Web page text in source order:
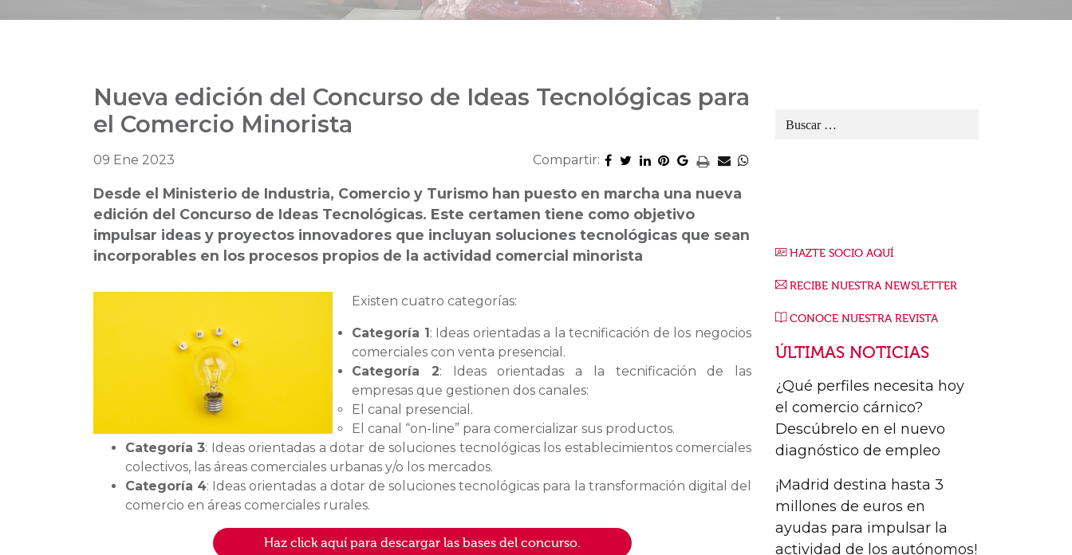
Nueva edición del Concurso de Ideas Tecnológicas para
el Comercio Minorista
09 Ene 2023 Compartir:
Desde el Ministerio de Industria, Comercio y Turismo han puesto en marcha una nueva
edición del Concurso de Ideas Tecnológicas. Este certamen tiene como objetivo
impulsar ideas y proyectos innovadores que incluyan soluciones tecnológicas que sean
incorporables en los procesos propios de la actividad comercial minorista
Existen cuatro categorías:
Categoría 1 : Ideas orientadas a la tecnificación de los negocios
comerciales con venta presencial.
Categoría 2: Ideas orientadas a la tecnificación de las
empresas que gestionen dos canales:
El canal presencial.
El canal “on-line” para comercializar sus productos.
Categoría 3: Ideas orientadas a dotar de soluciones tecnológicas los establecimientos comerciales
colectivos, las áreas comerciales urbanas y/o los mercados.
Categoría 4: Ideas orientadas a dotar de soluciones tecnológicas para la transformación digital del
comercio en áreas comerciales rurales.
Haz click aquí para descargar las bases del concurso.
HAZTE SOCIO AQUÍ
RECIBE NUESTRA NEWSLETTER
CONOCE NUESTRA REVISTA
ÚLTIMAS NOTICIAS
¿Qué perfiles necesita hoy
el comercio cárnico?
Descúbrelo en el nuevo
diagnóstico de empleo
¡Madrid destina hasta 3
millones de euros en
ayudas para impulsar la
actividad de los autónomos!